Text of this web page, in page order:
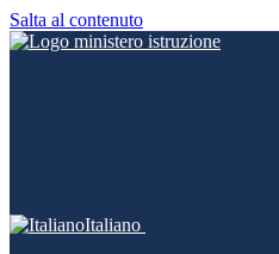
Salta al contenuto
Italiano